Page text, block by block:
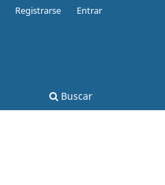
Buscar
Registrarse Entrar